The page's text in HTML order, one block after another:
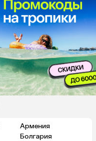
Армения
Болгария